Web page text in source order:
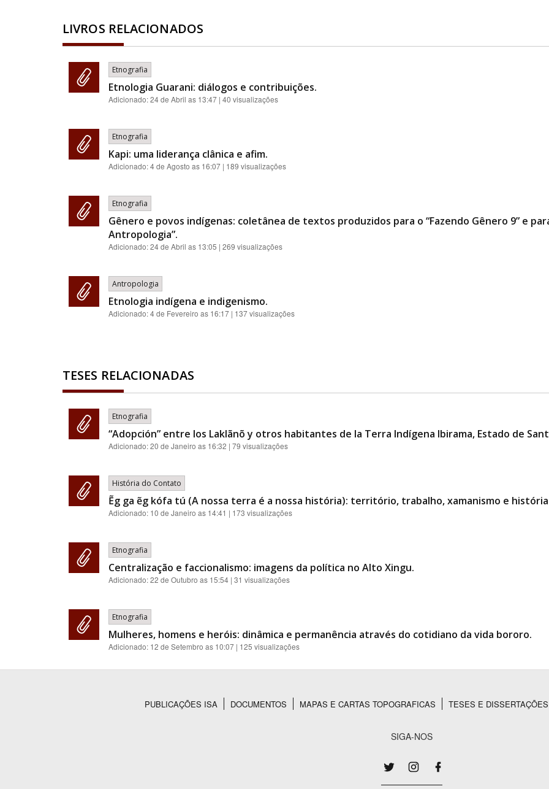
LIVROS RELACIONADOS
Etnografia
Etnologia Guarani: diálogos e contribuições.
Adicionado:24 de Abril as 13:47 | 40 visualizações
Etnografia
Kapi: uma liderança clânica e afim.
Adicionado:4 de Agosto as 16:07 | 189 visualizações
Etnografia
Gênero e povos indígenas: coletânea de textos produzidos para o “Fazendo Gênero 9” e
Antropologia”.
Adicionado:24 de Abril as 13:05 | 269 visualizações
Antropologia
Etnologia indígena e indigenismo.
Adicionado:4 de Fevereiro as 16:17 | 137 visualizações
TESES RELACIONADAS
Etnografia
“Adopción” entre los Laklãnõ y otros habitantes de la Terra Indígena Ibirama, Estado de
Adicionado:20 de Janeiro as 16:32 | 79 visualizações
História do Contato
Ẽg ga ẽg kófa tú (A nossa terra é a nossa história): território, trabalho, xamanismo e
Adicionado: 10 de Janeiro as 14:41 | 173 visualizações
Etnografia
Centralização e faccionalismo: imagens da política no Alto Xingu.
Adicionado:22 de Outubro as 15:54 | 31 visualizações
Etnografia
Mulheres, homens e heróis: dinâmica e permanência através do cotidiano da vida bororo.
Adicionado: 12 de Setembro as 10:07 | 125 visualizações
PUBLICAÇÕES ISA DOCUMENTOS MAPAS E CARTAS TOPOGRAFICAS TESES E DISSERTAÇÕES
SIGA-NOS